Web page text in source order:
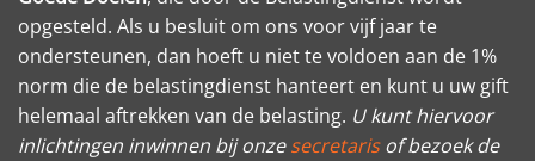
opgesteld. Als u besluit om ons voor vijf jaar te
ondersteunen, dan hoeft u niet te voldoen aan de 1%
norm die de belastingdienst hanteert en kunt u uw gift
helemaal aftrekken van de belasting. U kunt hiervoor
inlichtingen inwinnen bij onzesecretarisof bezoek de